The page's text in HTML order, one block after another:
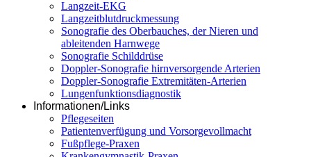
Langzeit-EKG
Langzeitblutdruckmessung
Sonografie des Oberbauches, der Nieren und
ableitenden Harnwege
Sonografie Schilddrüse
Doppler-Sonografie hirnversorgende Arterien
Doppler-Sonografie Extremitäten-Arterien
Lungenfunktionsdiagnostik
Informationen/Links
Pflegeseiten
Patientenverfügung und Vorsorgevollmacht
Fußpflege-Praxen